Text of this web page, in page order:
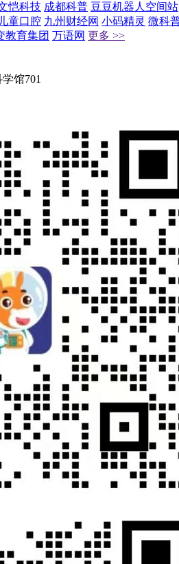
恺科技 成都科普 豆豆机器人空间站
童口腔 九州财经网 小码精灵 微科
教育集团 万语网 更多 >>
馆701